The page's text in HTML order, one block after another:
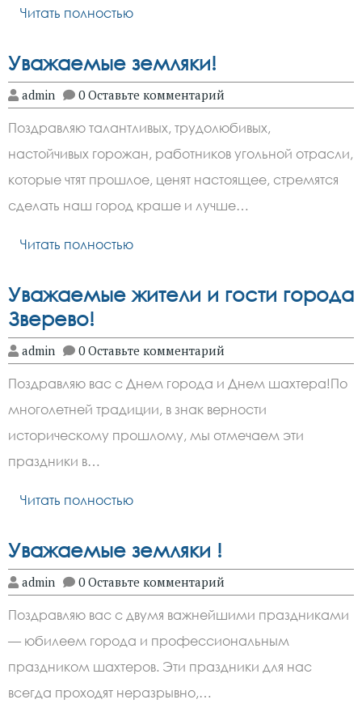
Читать полностью
Уважаемые земляки!
admin 0 Оставьте комментарий
Поздравляю талантливых, трудолюбивых,
настойчивых горожан, работников угольной отрасли,
которые чтят прошлое, ценят настоящее, стремятся
сделать наш город краше и лучше…
Читать полностью
Уважаемые жители и гости города
Зверево!
admin 0 Оставьте комментарий
Поздравляю вас с Днем города и Днем шахтера!По
многолетней традиции, в знак верности
историческому прошлому, мы отмечаем эти
праздники в…
Читать полностью
Уважаемые земляки !
admin 0 Оставьте комментарий
Поздравляю вас с двумя важнейшими праздниками
— юбилеем города и профессиональным
праздником шахтеров. Эти праздники для нас
всегда проходят неразрывно,…